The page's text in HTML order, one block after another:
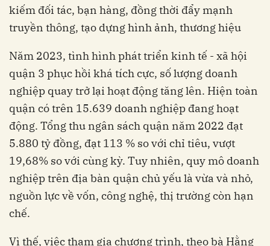
kiếm đối tác, bạn hàng, đồng thời đẩy mạnh
truyền thông, tạo dựng hình ảnh, thương hiệu
Năm 2023, tình hình phát triển kinh tế - xã hội
quận 3 phục hồi khá tích cực, số lượng doanh
nghiệp quay trở lại hoạt động tăng lên. Hiện toàn
quận có trên 15.639 doanh nghiệp đang hoạt
động. Tổng thu ngân sách quận năm 2022 đạt
5.880 tỷ đồng, đạt 113 % so với chỉ tiêu, vượt
19,68% so với cùng kỳ. Tuy nhiên, quy mô doanh
nghiệp trên địa bàn quận chủ yếu là vừa và nhỏ,
nguồn lực về vốn, công nghệ, thị trường còn hạn
chế.
Vì thế, việc tham gia chương trình, theo bà Hằng